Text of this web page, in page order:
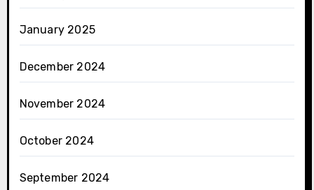
January 2025
December 2024
November 2024
October 2024
September 2024